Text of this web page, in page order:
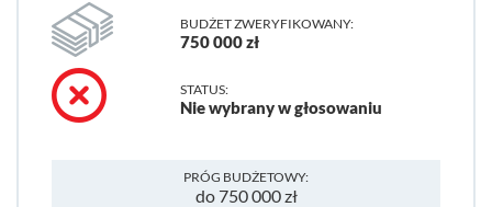
BUDŻET ZWERYFIKOWANY:
750 000 zł
STATUS:
Nie wybrany w głosowaniu
PRÓG BUDŻETOWY:
do 750 000 zł